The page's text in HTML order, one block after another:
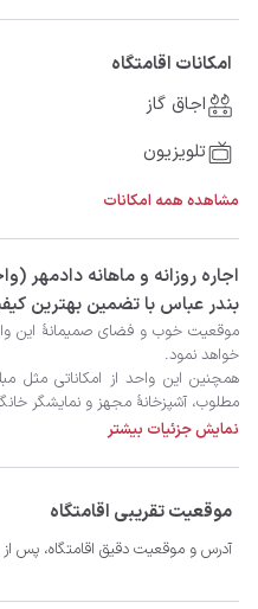
امکانات اقامتگاه
اجاق گاز
تلویزیون
مشاهده همه امکانات
بندر عباس با تضمین بهترین
امیدواریم اوقاتی شاد و رضایت‌بخش را
نمایش جزئیات بیشتر
موقعیت تقریبی اقامتگاه
آدرس و موقعیت دقیق اقامتگاه، پس